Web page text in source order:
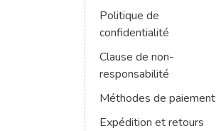
Politique de
confidentialité
Clause de non-
responsabilité
Méthodes de paiement
Expédition et retours